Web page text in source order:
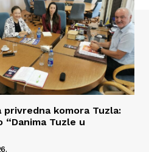
privredna komora Tuzla:
“Danima Tuzle u